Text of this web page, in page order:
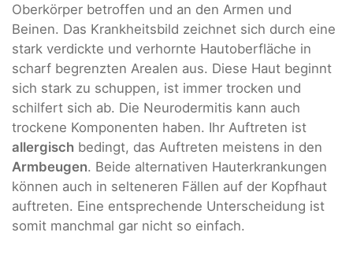
Oberkörper betroffen und an den Armen und
Beinen. Das Krankheitsbild zeichnet sich durch eine
stark verdickte und verhornte Hautoberfläche in
scharf begrenzten Arealen aus. Diese Haut beginnt
sich stark zu schuppen, ist immer trocken und
schilfert sich ab. Die Neurodermitis kann auch
trockene Komponenten haben. Ihr Auftreten ist
allergisch bedingt, das Auftreten meistens in den
Armbeugen. Beide alternativen Hauterkrankungen
können auch in selteneren Fällen auf der Kopfhaut
auftreten. Eine entsprechende Unterscheidung ist
somit manchmal gar nicht so einfach.